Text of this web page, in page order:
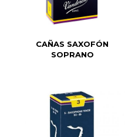
CAÑAS SAXOFÓN
SOPRANO